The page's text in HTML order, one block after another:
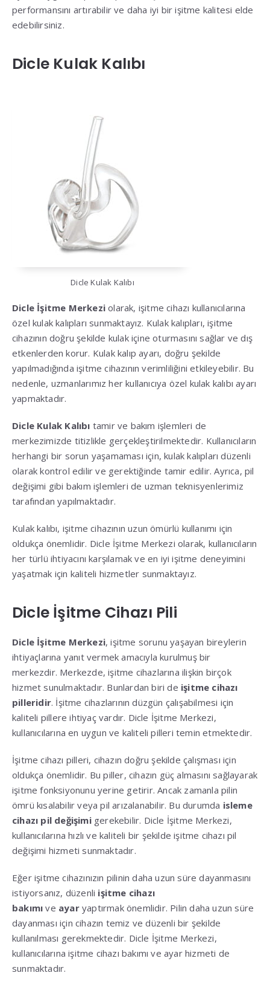
performansını artırabilir ve daha iyi bir işitme kalitesi elde
edebilirsiniz.
Dicle Kulak Kalıbı
Dicle Kulak Kalıbı
Dicle İşitme Merkezi olarak, işitme cihazı kullanıcılarına
özel kulak kalıpları sunmaktayız. Kulak kalıpları, işitme
cihazının doğru şekilde kulak içine oturmasını sağlar ve dış
etkenlerden korur. Kulak kalıp ayarı, doğru şekilde
yapılmadığında işitme cihazının verimliliğini etkileyebilir. Bu
nedenle, uzmanlarımız her kullanıcıya özel kulak kalıbı ayarı
yapmaktadır.
Dicle Kulak Kalıbı tamir ve bakım işlemleri de
merkezimizde titizlikle gerçekleştirilmektedir. Kullanıcıların
herhangi bir sorun yaşamaması için, kulak kalıpları düzenli
olarak kontrol edilir ve gerektiğinde tamir edilir. Ayrıca, pil
değişimi gibi bakım işlemleri de uzman teknisyenlerimiz
tarafından yapılmaktadır.
Kulak kalıbı, işitme cihazının uzun ömürlü kullanımı için
oldukça önemlidir. Dicle İşitme Merkezi olarak, kullanıcıların
her türlü ihtiyacını karşılamak ve en iyi işitme deneyimini
yaşatmak için kaliteli hizmetler sunmaktayız.
Dicle İşitme Cihazı Pili
Dicle İşitme Merkezi, işitme sorunu yaşayan bireylerin
ihtiyaçlarına yanıt vermek amacıyla kurulmuş bir
merkezdir. Merkezde, işitme cihazlarına ilişkin birçok
hizmet sunulmaktadır. Bunlardan biri de işitme cihazı
pilleridir. İşitme cihazlarının düzgün çalışabilmesi için
kaliteli pillere ihtiyaç vardır. Dicle İşitme Merkezi,
kullanıcılarına en uygun ve kaliteli pilleri temin etmektedir.
İşitme cihazı pilleri, cihazın doğru şekilde çalışması için
oldukça önemlidir. Bu piller, cihazın güç almasını sağlayarak
işitme fonksiyonunu yerine getirir. Ancak zamanla pilin
ömrü kısalabilir veya pil arızalanabilir. Bu durumda isleme
cihazı pil değişimigerekebilir. Dicle İşitme Merkezi,
kullanıcılarına hızlı ve kaliteli bir şekilde işitme cihazı pil
değişimi hizmeti sunmaktadır.
Eğer işitme cihazınızın pilinin daha uzun süre dayanmasını
istiyorsanız, düzenli işitme cihazı
bakımı ve ayaryaptırmak önemlidir. Pilin daha uzun süre
dayanması için cihazın temiz ve düzenli bir şekilde
kullanılması gerekmektedir. Dicle İşitme Merkezi,
kullanıcılarına işitme cihazı bakımı ve ayar hizmeti de
sunmaktadır.